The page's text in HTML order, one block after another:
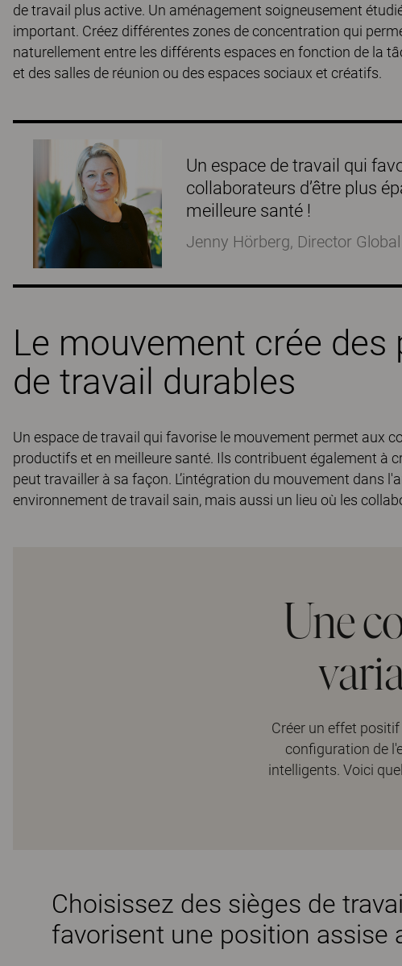
de travail plus active. Un aménagement soigneusement
important. Créez différentes zones de concentration qui
naturellement entre les différents espaces en fonction de la
et des salles de réunion ou des espaces sociaux et créatifs.
Un espace de travail qui
collaborateurs d’être plus
meilleure santé !
Jenny Hörberg, Director
Le mouvement crée des
de travail durables
Un espace de travail qui favorise le mouvement permet aux
productifs et en meilleure santé. Ils contribuent également à
peut travailler à sa façon. L’intégration du mouvement dans
environnement de travail sain, mais aussi un lieu où les
Une
Créer un effet
configuration de
intelligents. Voici
Choisissez des sièges de
favorisent une position assise